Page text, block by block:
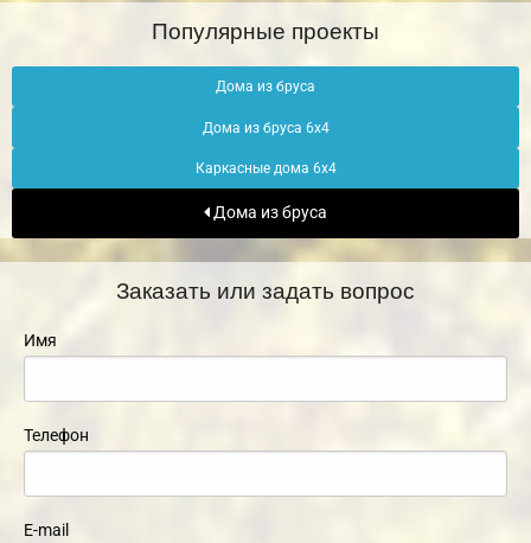
Популярные проекты
Дома из бруса
Дома из бруса 6х4
Каркасные дома 6х4
Дома из бруса
Заказать или задать вопрос
Имя
Телефон
E-mail